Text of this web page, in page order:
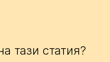
тази статия?